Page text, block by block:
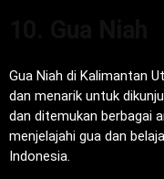
Gua Niah di Kalimantan
dan menarik untuk
dan ditemukan berbagai
menjelajahi gua dan
Indonesia.